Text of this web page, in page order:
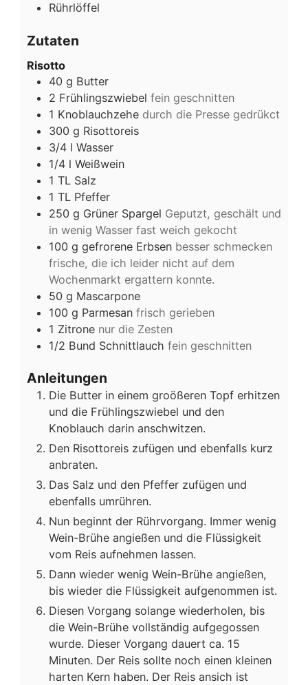
Rührlöffel
Zutaten
Risotto
40 g Butter
2 Frühlingszwiebel fein geschnitten
1 Knoblauchzehe durch die Presse gedrükct
300 g Risottoreis
3/4 l Wasser
1/4 l Weißwein
1 TL Salz
1 TL Pfeffer
250 g Grüner Spargel Geputzt, geschält und
in wenig Wasser fast weich gekocht
100 g gefrorene Erbsen besser schmecken
frische, die ich leider nicht auf dem
Wochenmarkt ergattern konnte.
50 g Mascarpone
100 g Parmesan frisch gerieben
1 Zitrone nur die Zesten
1/2 Bund Schnittlauch fein geschnitten
Anleitungen
Die Butter in einem groößeren Topf erhitzen
und die Frühlingszwiebel und den
Knoblauch darin anschwitzen.
Den Risottoreis zufügen und ebenfalls kurz
anbraten.
Das Salz und den Pfeffer zufügen und
ebenfalls umrühren.
Nun beginnt der Rührvorgang. Immer wenig
Wein-Brühe angießen und die Flüssigkeit
vom Reis aufnehmen lassen.
Dann wieder wenig Wein-Brühe angießen,
bis wieder die Flüssigkeit aufgenommen ist.
Diesen Vorgang solange wiederholen, bis
die Wein-Brühe vollständig aufgegossen
wurde. Dieser Vorgang dauert ca. 15
Minuten. Der Reis sollte noch einen kleinen
harten Kern haben. Der Reis ansich ist